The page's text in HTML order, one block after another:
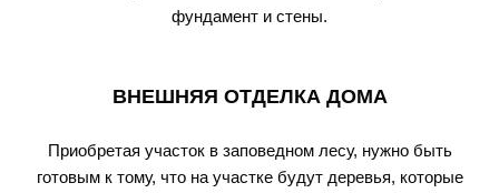
фундамент и стены.
ВНЕШНЯЯ ОТДЕЛКА ДОМА
Приобретая участок в заповедном лесу, нужно быть
готовым к тому, что на участке будут деревья, которые